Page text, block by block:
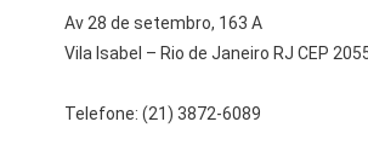
Av 28 de setembro, 163 A
Vila Isabel – Rio de Janeiro RJ CEP
Telefone: (21) 3872-6089